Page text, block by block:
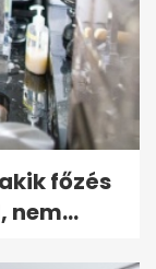
főzés
nem...